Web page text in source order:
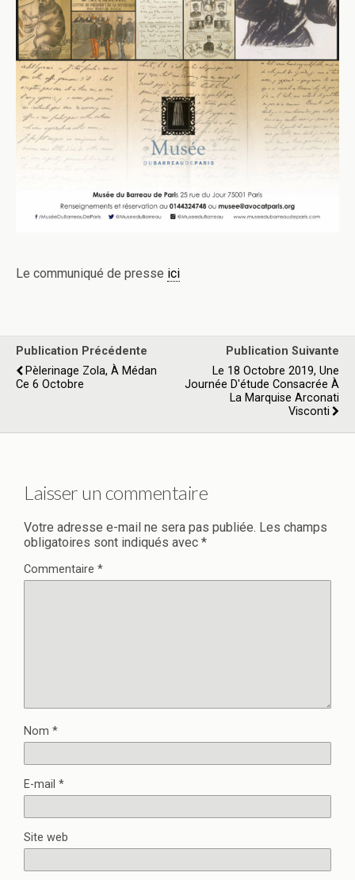
Le communiqué de presse ici
Publication Précédente
Pèlerinage Zola, À Médan
Ce 6 Octobre
Publication Suivante
Le 18 Octobre 2019, Une
Journée D'étude Consacrée À
La Marquise Arconati
Visconti
Laisser un commentaire
Votre adresse e-mail ne sera pas publiée. Les champs
obligatoires sont indiqués avec *
Commentaire *
Nom *
E-mail *
Site web